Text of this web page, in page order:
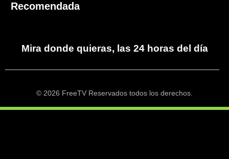
Recomendada
Mira donde quieras, las 24 horas del día
© 2026 FreeTV Reservados todos los derechos.